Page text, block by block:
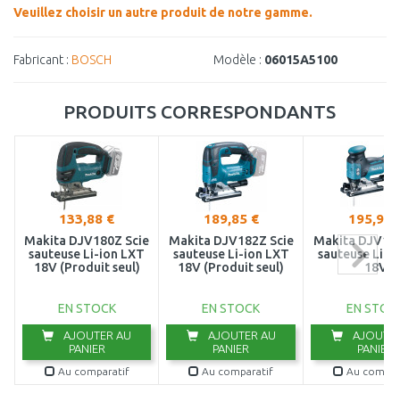
Veuillez choisir un autre produit de notre gamme.
Fabricant : BOSCH Modèle : 06015A5100
PRODUITS CORRESPONDANTS
133,88 €
Makita DJV180Z Scie
sauteuse Li-ion LXT
18V (Produit seul)
EN STOCK
AJOUTER AU
PANIER
Au comparatif
189,85 €
Makita DJV182Z Scie
sauteuse Li-ion LXT
18V (Produit seul)
EN STOCK
AJOUTER AU
PANIER
Au comparatif
195,90
Makita
sauteuse Li-
18V
EN
PANIER
Au